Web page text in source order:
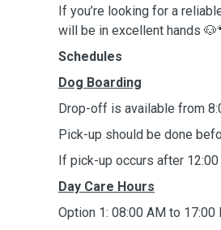
If you’re looking for a
will be in excellent hands
Schedules
Dog Boarding
Drop-off is available from
Pick-up should be done
If pick-up occurs after
Day Care Hours
Option 1: 08:00 AM to 17:00